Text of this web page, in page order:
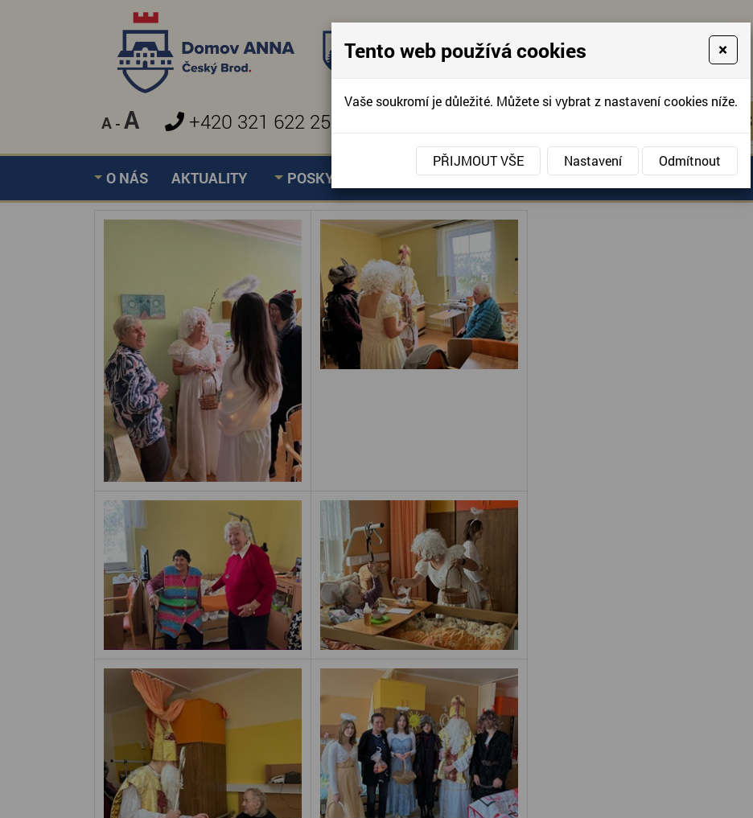
A - A +420 321 622 257 KONTAKTUJTE NÁS
KONTAKTUJTE NÁS
O NÁS AKTUALITY POSKYTOVANÉ SLUŽBY AKCE, FOTOGRAFIE DOBROVOLNICTVÍ
Úvodní stránka » MIKULÁŠ
Tento web používá cookies ×
Vaše soukromí je důležité. Můžete si vybrat z nastavení cookies níže.
PŘIJMOUT VŠE Nastavení Odmítnout